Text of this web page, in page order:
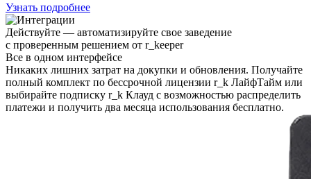
Узнать подробнее
Действуйте — автоматизируйте свое заведение
с проверенным решением от r_ keeper
Все в одном интерфейсе
Никаких лишних затрат на докупки и обновления. Получайте
полный комплект по бессрочной лицензии r_k ЛайфТайм или
выбирайте подписку r_k Клауд с возможностью распределить
платежи и получить два месяца использования бесплатно.